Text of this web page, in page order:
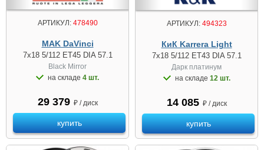
АРТИКУЛ:478490
MAK DaVinci
7x18 5/112 ET45 DIA 57.1
Black Mirror
на складе 4 шт.
29 379 ₽ / диск
купить
АРТИКУЛ:494323
КиК Karrera Light
7x18 5/112 ET43 DIA 57.1
Дарк платинум
на складе 12 шт.
14 085 ₽ / диск
купить